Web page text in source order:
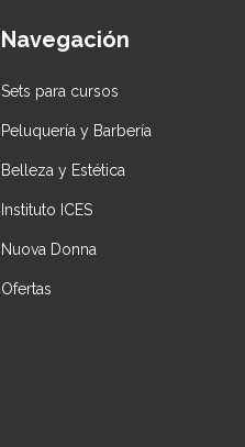
Navegación
Sets para cursos
Peluquería y Barbería
Belleza y Estética
Instituto ICES
Nuova Donna
Ofertas